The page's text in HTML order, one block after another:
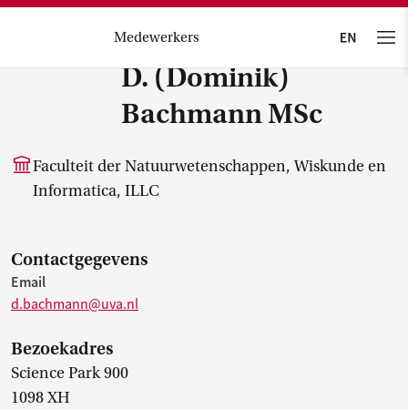
Medewerkers
D. (Dominik)
Bachmann MSc
Faculteit der Natuurwetenschappen, Wiskunde en
Informatica, ILLC
Contactgegevens
Email
d.bachmann@uva.nl
Bezoekadres
Science Park 900
1098 XH